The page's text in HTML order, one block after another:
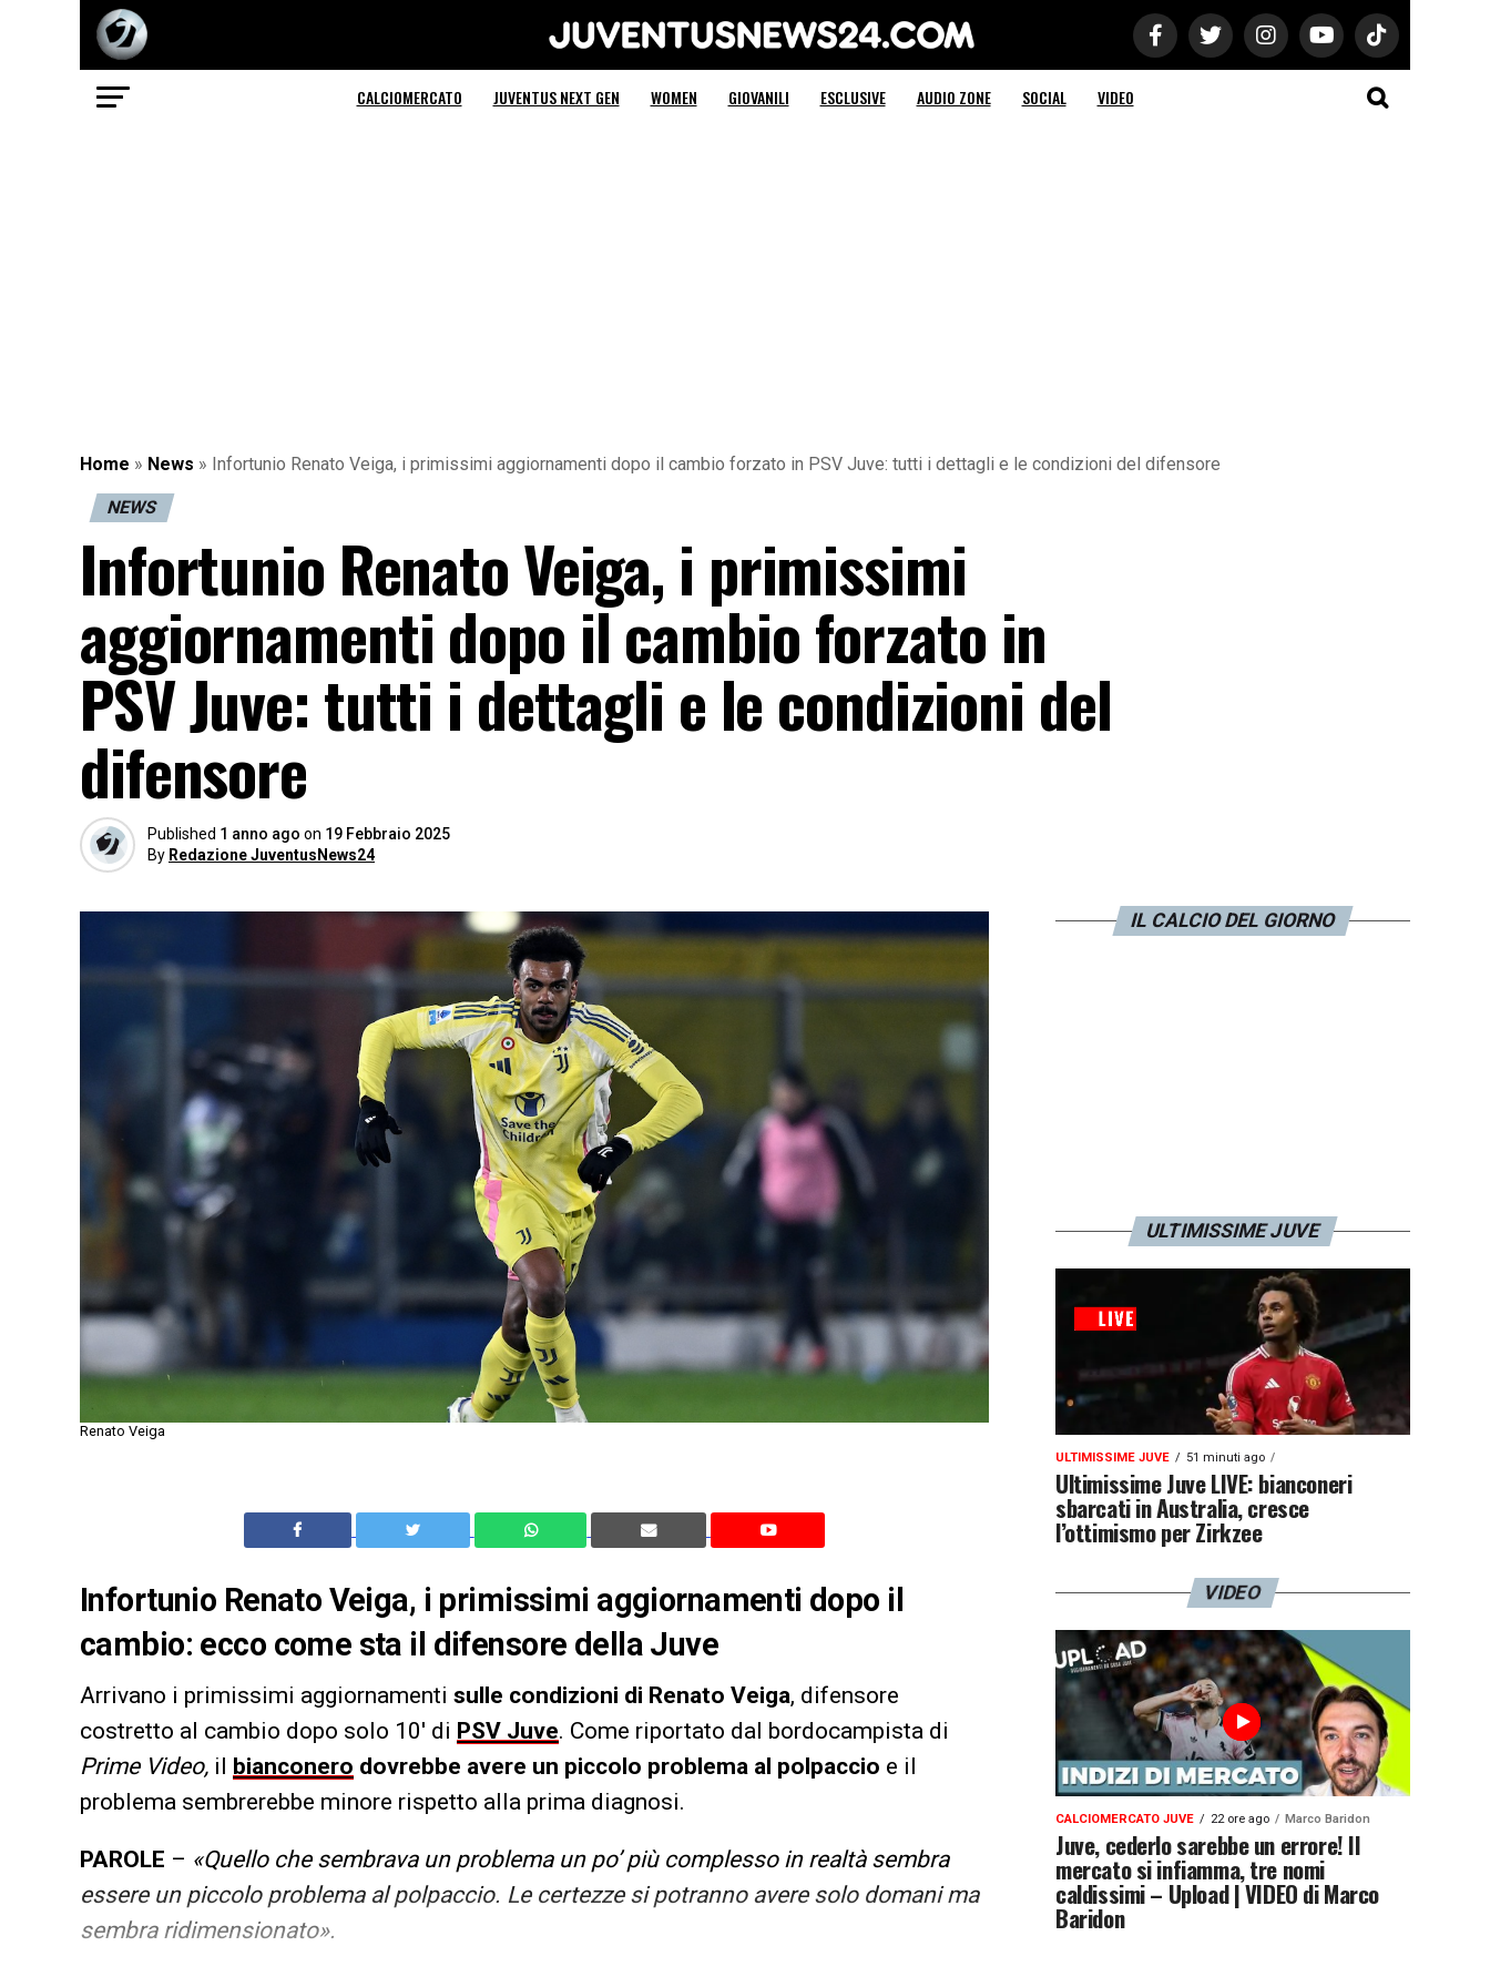
Juventus News 24
CALCIOMERCATO JUVENTUS NEXT GEN WOMEN GIOVANILI ESCLUSIVE AUDIO ZONE SOCIAL VIDEO
Home » News » Infortunio Renato Veiga, i primissimi aggiornamenti dopo il cambio forzato in PSV Juve: tutti i dettagli e le condizioni del difensore
NEWS
Infortunio Renato Veiga, i primissimi
aggiornamenti dopo il cambio forzato in
PSV Juve: tutti i dettagli e le condizioni del
difensore
Published 1 anno ago on 19 Febbraio 2025
By Redazione JuventusNews24
Renato Veiga
Infortunio Renato Veiga, i primissimi aggiornamenti dopo il
cambio: ecco come sta il difensore della Juve
Arrivano i primissimi aggiornamenti sulle condizioni di Renato Veiga, difensore
costretto al cambio dopo solo 10′ di PSV Juve. Come riportato dal bordocampista di
Prime Video, il bianconero dovrebbe avere un piccolo problema al polpaccio e il
problema sembrerebbe minore rispetto alla prima diagnosi.
PAROLE – «Quello che sembrava un problema un po’ più complesso in realtà sembra
essere un piccolo problema al polpaccio. Le certezze si potranno avere solo domani ma
sembra ridimensionato».
IL CALCIO DEL GIORNO
ULTIMISSIME JUVE
ULTIMISSIME JUVE 51 minuti ago
Ultimissime Juve LIVE: bianconeri
sbarcati in Australia, cresce
l’ottimismo per Zirkzee
VIDEO
CALCIOMERCATO JUVE 22 ore ago Marco Baridon
Juve, cederlo sarebbe un errore! Il
mercato si infiamma, tre nomi
caldissimi – Upload | VIDEO di Marco
Baridon